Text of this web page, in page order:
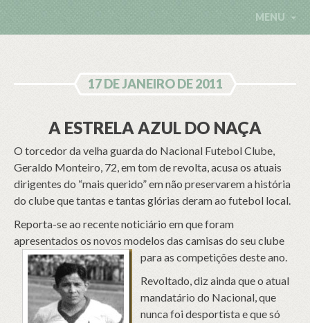
MENU
17 DE JANEIRO DE 2011
A ESTRELA AZUL DO NAÇA
O torcedor da velha guarda do Nacional Futebol Clube,
Geraldo Monteiro, 72, em tom de revolta, acusa os atuais
dirigentes do “mais querido” em não preservarem a história
do clube que tantas e tantas glórias deram ao futebol local.
Reporta-se ao recente noticiário em que foram
apresentados os novos modelos das camisas do seu clube
paraas competições deste ano.
Revoltado, diz ainda que o atual
mandatário do Nacional, que
nunca foi desportista e que só